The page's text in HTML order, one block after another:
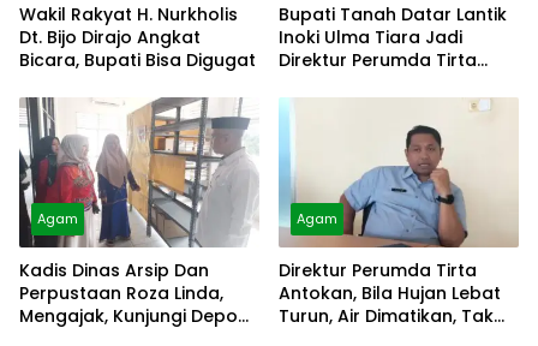
Wakil Rakyat H. Nurkholis
Dt. Bijo Dirajo Angkat
Bicara, Bupati Bisa Digugat
Bupati Tanah Datar Lantik
Inoki Ulma Tiara Jadi
Direktur Perumda Tirta
Agam
Kadis Dinas Arsip Dan
Perpustaan Roza Linda,
Mengajak, Kunjungi Depo
Agam
Direktur Perumda Tirta
Antokan, Bila Hujan Lebat
Turun, Air Dimatikan, Tak